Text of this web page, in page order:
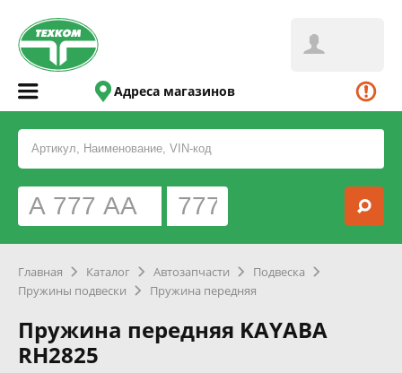
Адреса магазинов
Главная Каталог Автозапчасти
Подвеска
Пружины подвески
Пружина передняя
Пружина передняя KAYABA
RH2825